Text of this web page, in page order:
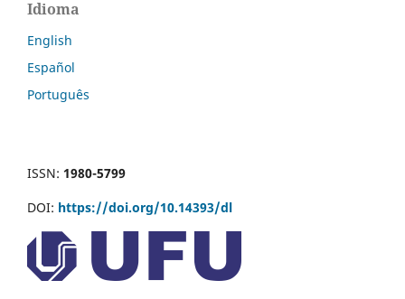
Idioma
English
Español
Português
ISSN: 1980-5799
DOI: https://doi.org/10.14393/dl